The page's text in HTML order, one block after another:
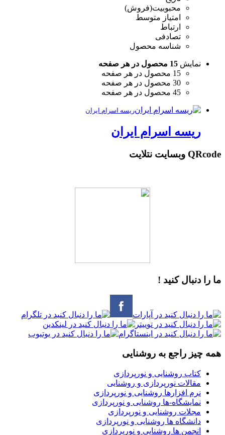
محبوبیت(فروش)
امتیاز متوسط
ارتباط
تصادفی
شناسه محصول
نمایش 15 محصول در هر صفحه
15 محصول در هر صفحه
30 محصول در هر صفحه
45 محصول در هر صفحه
ریسه اسرام ایران
ریسه اسرام ایران
QRcode وبسایت نتلایت
ما را دنبال کنید !
همه چیز راجع به روشنایی
کتاب روشنایی و نورپردازی
مقالات نورپردازی و روشنایی
نرم افزارها روشنایی و نورپردازی
نمایشگاه-ها روشنایی و نورپردازی
مجلات روشنایی و نورپردازی
دانشگاه ها روشنایی و نورپردازی
انجمن ها روشنایی و نورپردازی